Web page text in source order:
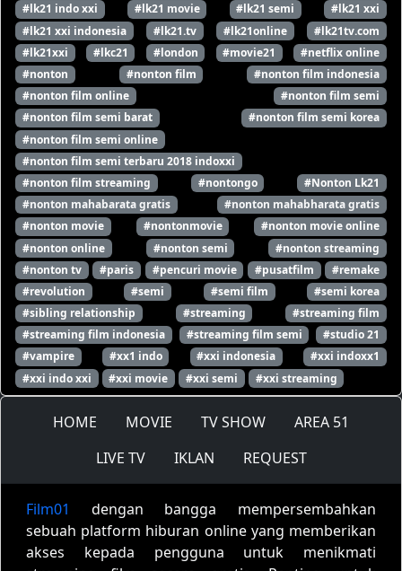
#lk21 indo xxi
#lk21 movie #lk21 semi
#lk21 xxi
#lk21 xxi indonesia
#lk21.tv #lk21online
#lk21tv.com
#lk21xxi
#lkc21 #london #movie21
#netflix online
#nonton
#nonton film
#nonton film indonesia
#nonton film online
#nonton film semi
#nonton film semi barat
#nonton film semi korea
#nonton film semi online
#nonton film semi terbaru 2018 indoxxi
#nonton film streaming
#nontongo
#Nonton Lk21
#nonton mahabarata gratis
#nonton mahabharata gratis
#nonton movie
#nontonmovie
#nonton movie online
#nonton online
#nonton semi
#nonton streaming
#nonton tv
#paris #pencuri movie #pusatfilm
#remake
#revolution
#semi #semi film
#semi korea
#sibling relationship
#streaming
#streaming film
#streaming film indonesia
#streaming film semi
#studio 21
#vampire
#xx1 indo #xxi indonesia
#xxi indoxx1
#xxi indo xxi
#xxi movie #xxi semi #xxi streaming
HOME MOVIE TV SHOW
AREA 51
LIVE TV
IKLAN REQUEST
Film01
dengan bangga mempersembahkan
sebuah platform hiburan online yang memberikan
akses kepada pengguna untuk menikmati